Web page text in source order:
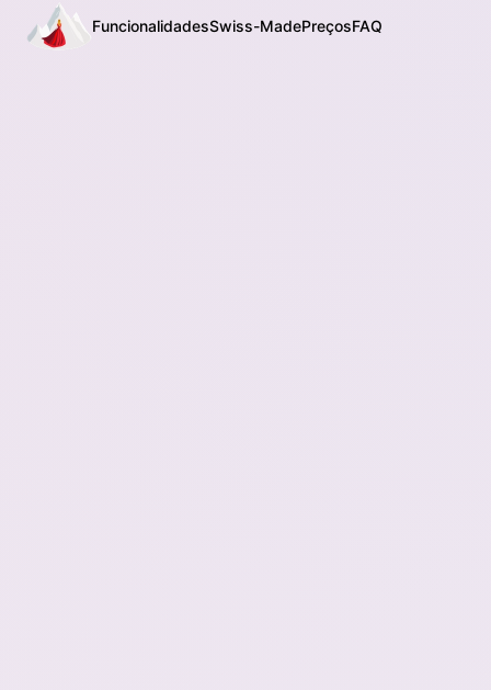
FuncionalidadesSwiss-MadePreçosFAQ